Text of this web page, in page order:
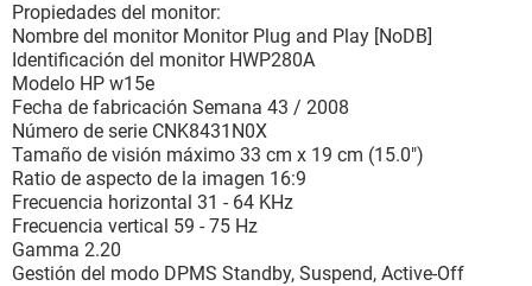
Tipo de puerto Keyboard Port
Diseño del conector interno Teclado
Tipo de conector interno PS/2
Tipo de conector externo PS/2
[ Conectores de puertos / PS/2 Mouse ]
Propiedades del conector del puerto:
Tipo de puerto Mouse Port
Diseño del conector interno PS/2 Mouse
Tipo de conector interno PS/2
Tipo de conector externo PS/2
Propiedades del monitor:
Nombre del monitor Monitor Plug and Play [NoDB]
Identificación del monitor HWP280A
Modelo HP w15e
Fecha de fabricación Semana 43 / 2008
Número de serie CNK8431N0X
Tamaño de visión máximo 33 cm x 19 cm (15.0")
Ratio de aspecto de la imagen 16:9
Frecuencia horizontal 31 - 64 KHz
Frecuencia vertical 59 - 75 Hz
Gamma 2.20
Gestión del modo DPMS Standby, Suspend, Active-Off